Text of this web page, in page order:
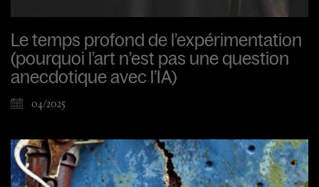
Le temps profond de l’expérimentation
(pourquoi l’art n’est pas une question
anecdotique avec l’IA)
04/2025